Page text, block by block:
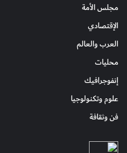
مجلس الأمة
الإقتصادي
العرب والعالم
محليات
إنفوجرافيك
علوم وتكنولوجيا
فن وثقافة